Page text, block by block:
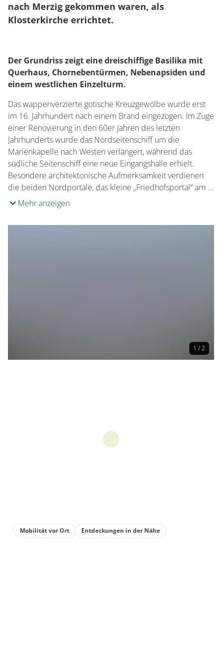
nach Merzig gekommen waren, als
Klosterkirche errichtet.
Der Grundriss zeigt eine dreischiffige Basilika mit
Querhaus, Chornebentürmen, Nebenapsiden und
einem westlichen Einzelturm.
Das wappenverzierte gotische Kreuzgewölbe wurde erst
im 16. Jahrhundert nach einem Brand eingezogen. Im Zuge
einer Renovierung in den 60er Jahren des letzten
Jahrhunderts wurde das Nordseitenschiff um die
Marienkapelle nach Westen verlängert, während das
südliche Seitenschiff eine neue Eingangshalle erhielt.
Besondere architektonische Aufmerksamkeit verdienen
die beiden Nordportale, das kleine „Friedhofsportal“ am …
Mehr anzeigen
1 / 2
Mobilität vor Ort Entdeckungen in der Nähe